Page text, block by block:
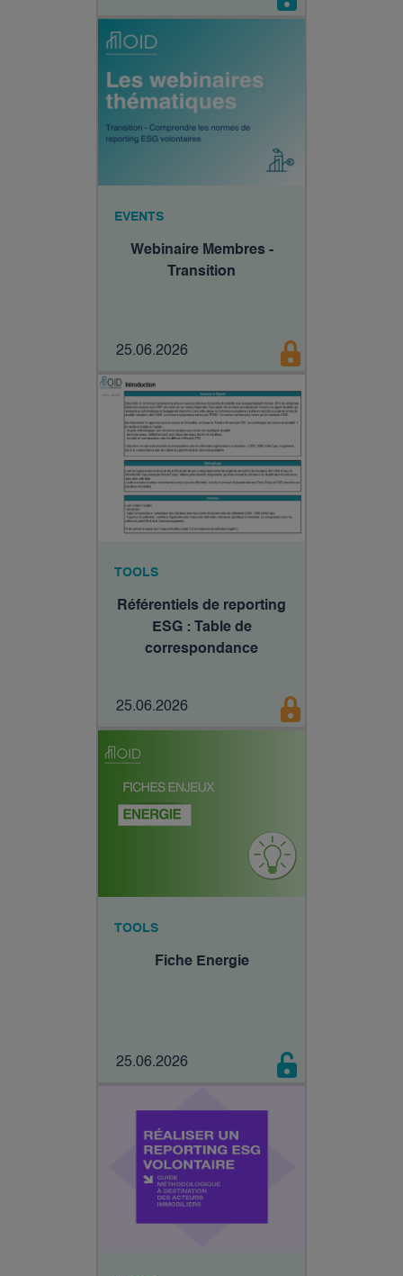
EVENTS
Webinaire Membres -
Transition
25.06.2026
TOOLS
Référentiels de reporting
ESG : Table de
correspondance
25.06.2026
TOOLS
Fiche Energie
25.06.2026